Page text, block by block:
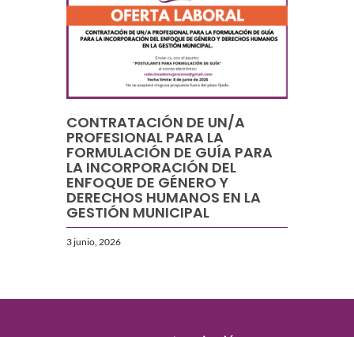
CONTRATACIÓN DE UN/A
PROFESIONAL PARA LA
FORMULACIÓN DE GUÍA PARA
LA INCORPORACIÓN DEL
ENFOQUE DE GÉNERO Y
DERECHOS HUMANOS EN LA
GESTIÓN MUNICIPAL
3 junio, 2026